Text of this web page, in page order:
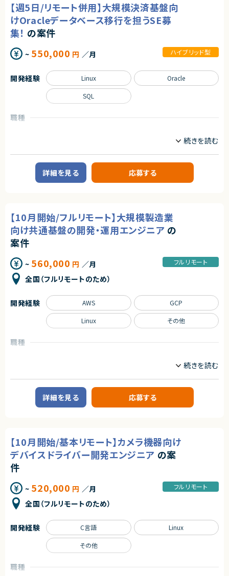
■その他補足
・9月開始予定
・フルリモート／フルフレックス
・参画初期のみ出社の可能性あり
求めるスキル
■必須スキル
・大量データ移行に関する設計・実装経験
・データベース設計・構築経験
・インフラ環境構築経験
・性能試験・負荷試験の実施経験
・自走して設計～実装まで対応できる方
・クラウド環境（AWS等）の構築経験
・AI駆動開発の経験
・ポイントシステム連携案件の経験
契約元
株式会社LASSIC
エージェントから
◎ AI駆動開発を活用した先進的な開発体制で経験を積むことができます！
◎ ECサイトの新規構築案件のため、設計から移行まで幅広い工程に携わる
ことができます！
◎ データ移行・DB設計・インフラ構築まで一貫して担当できるため、市場価
値向上につながります！
◎ フルリモート・フルフレックス環境のため、柔軟な働き方が可能です！
ータ管理
・オンプレミス環境（vSphere／KVM）での仮想マシン構築・管理
・インフラ障害発生時の切り分けおよび改善対応
・Okta、AWS Client VPNのアカウント管理および運用
・Terraformを用いたIaC化推進および運用自動化
・運用課題の抽出、改善提案、標準化推進
・社内で発生する継続的なアカウント払い出し業務の標準化および自動化
推進のため
・運用設計
・運用保守
■その他補足
・フルフレックス制（コアタイム制なし）※定例MTGには参加いただく予定で
有していること（目安：経験3年以上）
・オンプレミスのサーバー構築・運用に関する知識と経験
・Linux/Unixシステム管理スキル（例：シェルスクリプト、ネットワーク管理）
・MacおよびWindowsの操作・設定に関する基本的な知識
・仮想化技術（例：VMware、KVM）の基本的な操作経験
■尚可スキル
・AzureまたはGoogle Cloudの知見、構築・設計経験
・ネットワークセキュリティに関する知識と経験（例：ファイアウォール、VPN、I
・TCP/IP・VLAN・ルーティングなどのネットワークの理解と経験
・ISO27001/ISMS認証に関わる実務経験
・セキュリティインシデント対応の知識と経験（例：脆弱性スキャン、侵入検
・役割ベースのアクセス制御（RBAC）やシングルサインオン（SSO）の理解と
実装経験
・クラウドセキュリティフレームワーク（CISベンチマーク、NIST等）の理解と
・ハードウェア（特にCPU・GPU）のパフォーマンス最適化およびトラブルシュ
・コンテナやオーケストレーション技術の深い理解（Docker、Kubernetes）
・仮想化技術（例：VMware、KVM）の深い理解
契約形態
契約元
株式会社LASSIC
エージェントから
場価値の高い経験を積めます！
◎Terraformを活用したIaC推進や業務自動化など、運用改善に主体的に
関わることができます！
◎裁量が大きく、課題発見から企画・改善推進までリーダーシップを発揮でき
るポジションです！
◎フルフレックス環境のため、柔軟な働き方を実現しながら長期参画が期待
【週5日/リモート併用】大規模決済基盤向
けOracleデータベース移行を担うSE募
集！ の案件
~ 550,000 円 ／月 ハイブリッド型
職種
業務内容
■案件概要
大手SIerが推進するデジタル決済向けプラットフォーム基盤案件です。
・高可用性および安定運用を重視したOracle基盤の構築を担当いただきま
す。
■業務内容
・Exadata Cloud@Customer（ExaCC）環境の設計・構築
・Oracle Linuxサーバの設計・構築
・Oracle Database 19cの設計、構築、設定変更
・DB環境のテスト計画策定および実施
・既存環境から新環境へのデータベース移行
・運用監視製品（JP1、Zabbix等）の導入および設定
・障害発生時の調査、原因分析、各種改善対応
・デジタル決済向け基盤の新規構築に伴う増員募集です。
■担当工程
・週4日程度のリモートワーク（月2～3回程度出社予定）
・テスト工程および本番環境対応時には出社頻度が増加する可能性あり
求めるスキル
・Oracleに関する知識
・Oracleデータベース移行の経験
・ミドルウェアの運用保守または新規構築の経験
■尚可スキル
・Oracle19cに関する知識
・ExaCCに関する知識
・OCIに関する知識
・運用MW(JP1,Zabbix,LogStorage,DeepSecurity)の知識
■求める人物像
・能動的に一人称で動けること
・指示待ちにならず自分から主体的にスケジュール作成、不明点の調査など
・問題、課題を周りに共有しながら進めていけること
開発経験 Linux Oracle
SQL
詳細を見る 応募する
【10月開始/フルリモート】大規模製造業
向け共通基盤の開発・運用エンジニア の
案件
~ 560,000 円 ／月
全国（フルリモートのため）
フルリモート
職種
大手製造業企業向けの共通基盤開発・運用案件です。
複数の工場向けシステム開発チームに対し、CI/CD、監視、通知、認証・認可
などの共通機能を提供するプラットフォームの設計・構築・運用を担当いただ
・共通基盤の設計・構築・運用
・CI/CD環境の整備および改善
・監視・通知基盤の構築、運用改善
・認証・認可基盤の設計・運用
・Kubernetesを中心としたコンテナ基盤の運用・改善
・OSS製品の調査、技術検証、導入支援
・SREの観点からの信頼性向上施策の企画・実施
・開発チーム向けプラットフォームの改善および運用支援
・工場向けシステム開発チームの生産性向上および開発効率改善のため
・要件整理、設計、構築、運用改善、運用保守
■その他補足
・フルリモート勤務 （初日のみ田町へ出社の可能性あり）
開発経験 AWS GCP
Linux その他
詳細を見る 応募する
【10月開始/基本リモート】カメラ機器向け
デバイスドライバー開発エンジニア の案
件
~ 520,000 円 ／月
全国（フルリモートのため）
フルリモート
職種
開発経験 C言語 Linux
その他